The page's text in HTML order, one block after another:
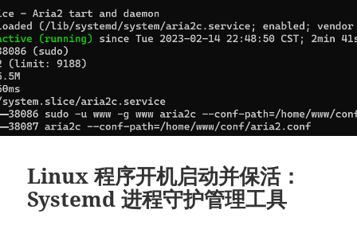
Linux 程序开机启动并保活：
Systemd 进程守护管理工具